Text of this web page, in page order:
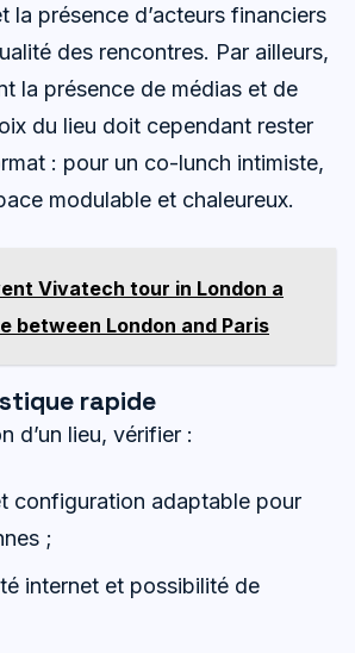
la présence d’acteurs financiers
des rencontres. Par ailleurs,
la présence de médias et de
du lieu doit cependant rester
: pour un co-lunch intimiste,
modulable et chaleureux.
Vivatech tour in London a
between London and Paris
rapide
d’un lieu, vérifier :
configuration adaptable pour
;
internet et possibilité de